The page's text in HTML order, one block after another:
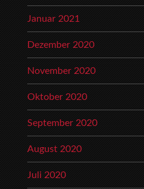
Januar 2021
Dezember 2020
November 2020
Oktober 2020
September 2020
August 2020
Juli 2020